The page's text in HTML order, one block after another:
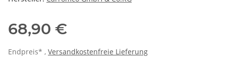
68,90 €
Endpreis* , Versandkostenfreie Lieferung